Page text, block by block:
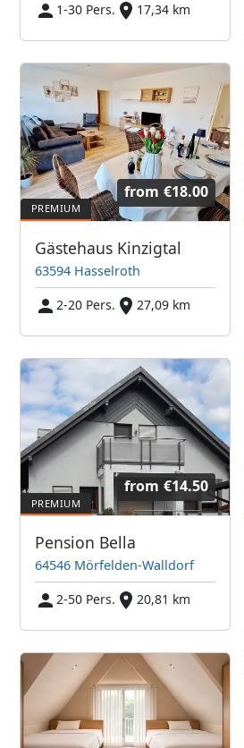
1-30 Pers.
17,34 km
from €18.00
Gästehaus Kinzigtal
63594 Hasselroth
2-20 Pers.
27,09 km
from €14.50
Pension Bella
64546 Mörfelden-Walldorf
2-50 Pers.
20,81 km